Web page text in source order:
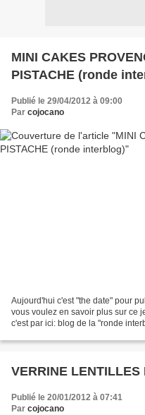
MINI CAKES
PISTACHE (ronde
Publié le 29/04/2012 à 09:00
Par cojocano
Aujourd'hui c'est "the date" pour
vous voulez en savoir plus sur ce
c'est par ici: blog de la "ronde
VERRINE LENTILLES
Publié le 20/01/2012 à 07:41
Par cojocano